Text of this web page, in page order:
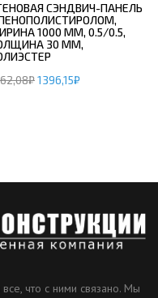
СЭНДВИЧ-ПАНЕЛЬ
1000 ММ, 0.5/0.5,
30 ММ,
₽1396,15₽
что с ними связано. Мы